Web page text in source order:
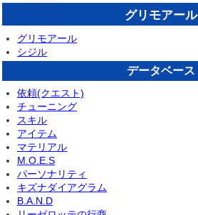
グリモアール
グリモアール
シジル
データベース
依頼(クエスト)
チューニング
スキル
アイテム
マテリアル
M.O.E.S
パーソナリティ
キズナダイアグラム
B.A.N.D